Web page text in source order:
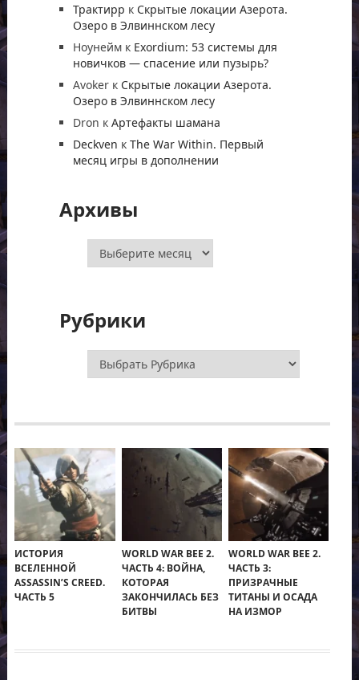
Трактирр к Скрытые локации Азерота.
Озеро в Элвиннском лесу
Ноунеймк Exordium: 53 системы для
новичков — спасение или пузырь?
Avokerк Скрытые локации Азерота.
Озеро в Элвиннском лесу
Dron к Артефакты шамана
Deckven к The War Within. Первый
месяц игры в дополнении
Архивы
Архивы
Рубрики
Рубрики
ИСТОРИЯ
ВСЕЛЕННОЙ
ASSASSIN’S CREED.
ЧАСТЬ 5
WORLD WAR BEE 2.
ЧАСТЬ 4: ВОЙНА,
КОТОРАЯ
ЗАКОНЧИЛАСЬ БЕЗ
БИТВЫ
WORLD WAR BEE 2.
ЧАСТЬ 3:
ПРИЗРАЧНЫЕ
ТИТАНЫ И ОСАДА
НА ИЗМОР